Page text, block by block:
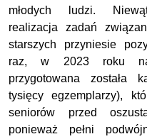
młodych ludzi.
realizacja zadań
starszych przyniesie
raz, w 2023 roku
przygotowana została
tysięcy egzemplarzy),
seniorów przed
ponieważ pełni